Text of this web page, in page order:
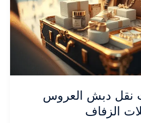
نقل دبش العروس
الزفاف